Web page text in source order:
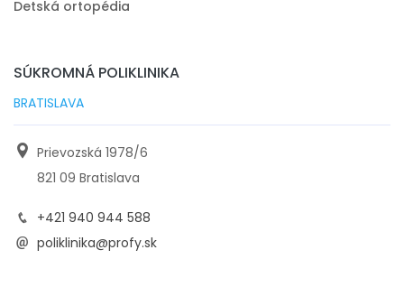
Detská ortopédia
SÚKROMNÁ POLIKLINIKA
BRATISLAVA
Prievozská 1978/6
821 09 Bratislava
+421 940 944 588
poliklinika@profy.sk